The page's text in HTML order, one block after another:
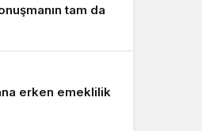
tam da
erken emeklilik